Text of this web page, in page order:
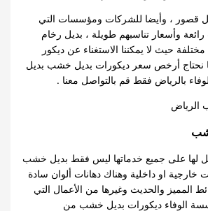
قصور ، وأيضا للشركات ومؤسسات التي
وأسعار تناسبهم طويلة ، بديل رخام
حيث لا يمكننا الاستغناء عن ديكور
نحتاج أرخص سعر ديكورات بديل خشب بديل
بالرياض فقط قم بالتواصل معنا .
لها على جميع خدماتها ليس فقط بديل خشب
خارجية او داخلية وهناك دهانات ألوان سادة
المميز والحديث وغيرها من الأعمال التي
الوفاء ديكورات بديل خشب من